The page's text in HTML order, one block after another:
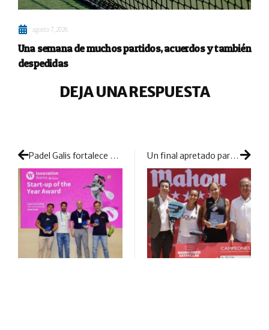
agosto 7, 2026
Una semana de muchos partidos, acuerdos y también
despedidas
DEJA UNA RESPUESTA
Padel Galis fortalece su proyección internacional en el Padel World Summit 2026 Un final apretado para decidir el primer título de la temporada